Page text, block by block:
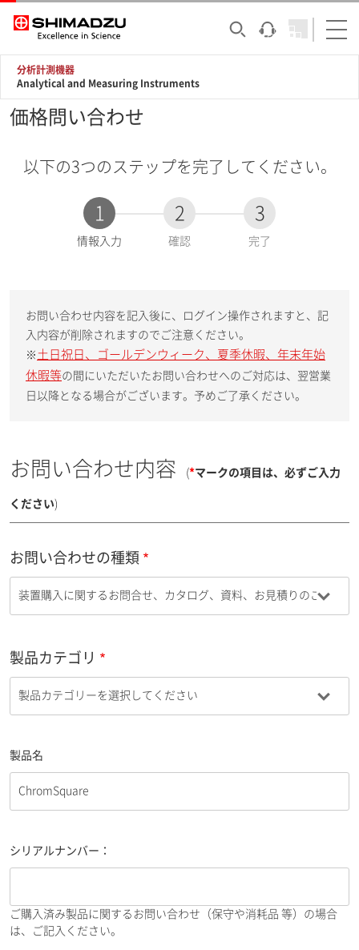
分析計測機器
Analytical and Measuring Instruments
価格問い合わせ
以下の3つのステップを完了してください。
1
現
情報入力
2
確認
3
完了
お問い合わせ内容を記入後に、ログイン操作されますと、記
入内容が削除されますのでご注意ください。
※ 土日祝日、ゴールデンウィーク、夏季休暇、年末年始
休暇等の間にいただいたお問い合わせへのご対応は、翌営業
日以降となる場合がございます。予めご了承ください。
お問い合わせ内容 (*マークの項目は、必ずご入力
ください)
お問い合わせの種類
製品カテゴリ
製品名
シリアルナンバー：
ご購入済み製品に関するお問い合わせ（保守や消耗品 等）の場合
は、ご記入ください。